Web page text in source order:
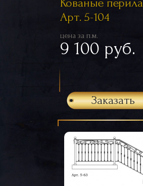
Кованые перила
Арт. 5-104
цена за п.м.
9 100 руб.
Заказать